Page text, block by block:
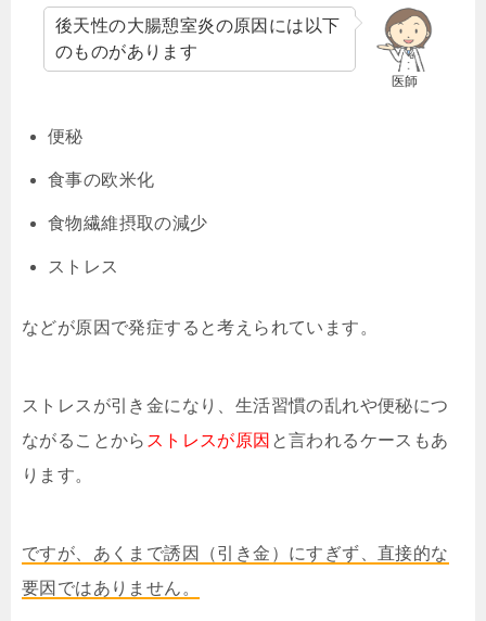
医師
後天性の大腸憩室炎の原因には以下
のものがあります
便秘
食事の欧米化
食物繊維摂取の減少
ストレス
などが原因で発症すると考えられています。
ストレスが引き金になり、生活習慣の乱れや便秘につ
ながることから ストレスが原因 と言われるケースもあ
ります。
ですが、あくまで誘因（引き金）にすぎず、直接的な
要因ではありません。